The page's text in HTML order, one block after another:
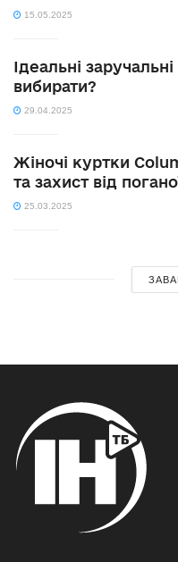
15.05.2025
Ідеальні
вибирати?
29.04.2025
Жіночі куртки
та захист від
25.03.2025